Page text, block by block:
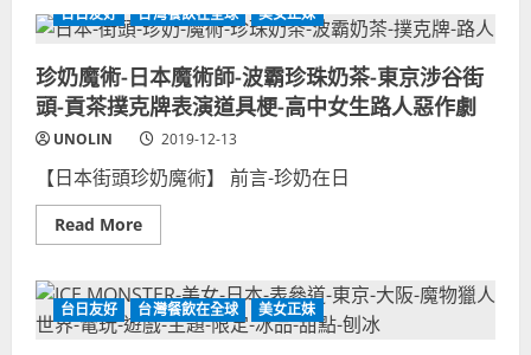
手
VS
本
參
議
員/
大
逃
殺
電
影
員
人，
藍
幕
僚
明
星
臉
貌
法
坎
城
影
帝
本
美
波
霸
奶
茶
口
珍
奶
評
比-
原
正
妹-
珍
珠
台日友好 台灣餐飲在全球 美女正妹
珍奶魔術-日本魔術師-波霸珍珠奶茶-東京涉谷街
頭-貢茶撲克牌表演道具梗-高中女生路人惡作劇
UNOLIN 2019-12-13
【日本街頭珍奶魔術】 前言-珍奶在日
Read MoreRead
more
奶
魔
術-
日
台日友好 台灣餐飲在全球 美女正妹